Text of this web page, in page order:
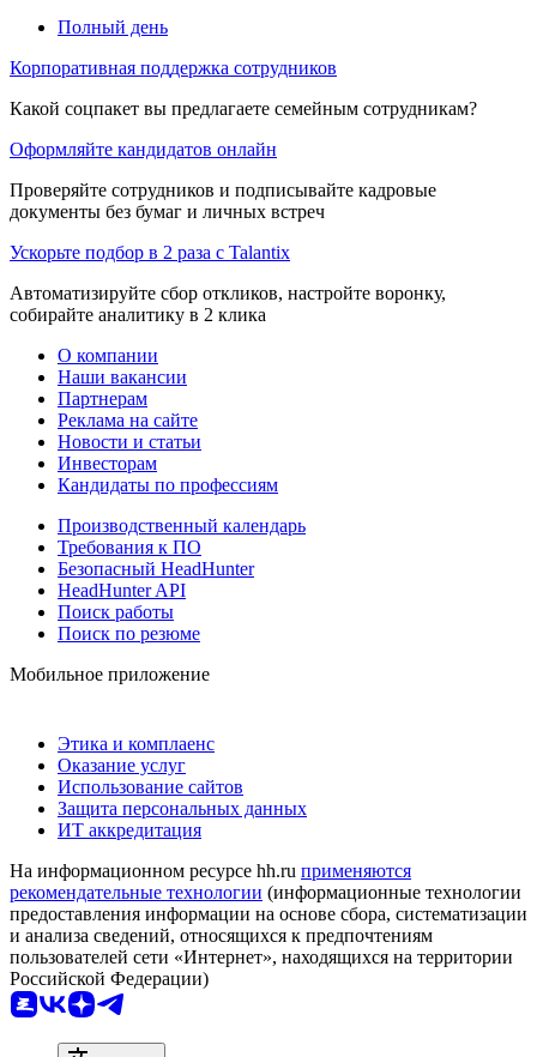
Полный день
Корпоративная поддержка сотрудников
Какой соцпакет вы предлагаете семейным сотрудникам?
Оформляйте кандидатов онлайн
Проверяйте сотрудников и подписывайте кадровые
документы без бумаг и личных встреч
Ускорьте подбор в 2 раза с Talantix
Автоматизируйте сбор откликов, настройте воронку,
собирайте аналитику в 2 клика
О компании
Наши вакансии
Партнерам
Реклама на сайте
Новости и статьи
Инвесторам
Кандидаты по профессиям
Производственный календарь
Требования к ПО
Безопасный HeadHunter
HeadHunter API
Поиск работы
Поиск по резюме
Мобильное приложение
Этика и комплаенс
Оказание услуг
Использование сайтов
Защита персональных данных
ИТ аккредитация
На информационном ресурсе hh.ru применяются
рекомендательные технологии (информационные технологии
предоставления информации на основе сбора, систематизации
и анализа сведений, относящихся к предпочтениям
пользователей сети «Интернет», находящихся на территории
Российской Федерации)